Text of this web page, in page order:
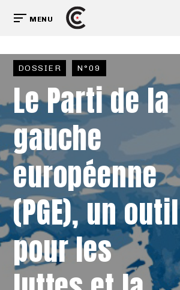
MENU
DOSSIER N°09
Le Parti de la
gauche
européenne
(PGE), un outil
pour les